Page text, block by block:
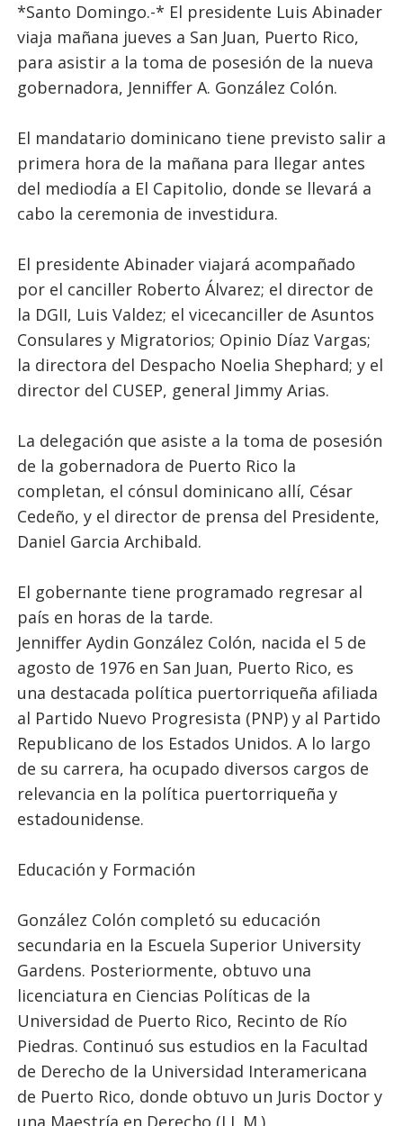
*Santo Domingo.-* El presidente Luis Abinader
viaja mañana jueves a San Juan, Puerto Rico,
para asistir a la toma de posesión de la nueva
gobernadora, Jenniffer A. González Colón.
El mandatario dominicano tiene previsto salir a
primera hora de la mañana para llegar antes
del mediodía a El Capitolio, donde se llevará a
cabo la ceremonia de investidura.
El presidente Abinader viajará acompañado
por el canciller Roberto Álvarez; el director de
la DGII, Luis Valdez; el vicecanciller de Asuntos
Consulares y Migratorios; Opinio Díaz Vargas;
la directora del Despacho Noelia Shephard; y el
director del CUSEP, general Jimmy Arias.
La delegación que asiste a la toma de posesión
de la gobernadora de Puerto Rico la
completan, el cónsul dominicano allí, César
Cedeño, y el director de prensa del Presidente,
Daniel Garcia Archibald.
El gobernante tiene programado regresar al
país en horas de la tarde.
Jenniffer Aydin González Colón, nacida el 5 de
agosto de 1976 en San Juan, Puerto Rico, es
una destacada política puertorriqueña afiliada
al Partido Nuevo Progresista (PNP) y al Partido
Republicano de los Estados Unidos. A lo largo
de su carrera, ha ocupado diversos cargos de
relevancia en la política puertorriqueña y
estadounidense.
Educación y Formación
González Colón completó su educación
secundaria en la Escuela Superior University
Gardens. Posteriormente, obtuvo una
licenciatura en Ciencias Políticas de la
Universidad de Puerto Rico, Recinto de Río
Piedras. Continuó sus estudios en la Facultad
de Derecho de la Universidad Interamericana
de Puerto Rico, donde obtuvo un Juris Doctor y
una Maestría en Derecho (LL.M.).